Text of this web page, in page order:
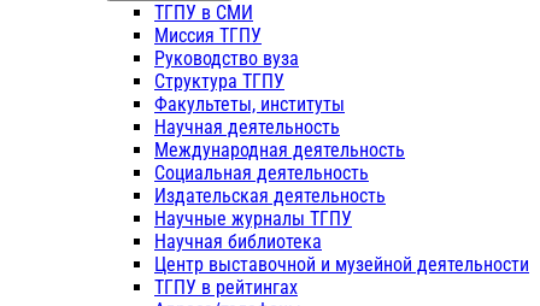
ТГПУ в СМИ
Миссия ТГПУ
Руководство вуза
Структура ТГПУ
Факультеты, институты
Научная деятельность
Международная деятельность
Социальная деятельность
Издательская деятельность
Научные журналы ТГПУ
Научная библиотека
Центр выставочной и музейной деятельности
ТГПУ в рейтингах